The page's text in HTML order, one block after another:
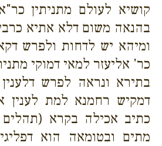
קושיא לעולם מתניתין
בהנאה משום דלא אתיא
ומיהא יש לדחות ולפרש
כר' אליעזר למאי דמוקי
בתירא ונראה לפרש
דמקיש רחמנא למת לענין
כתיב אכילה בקרא (תהלים
מתים ובטומאה הוא